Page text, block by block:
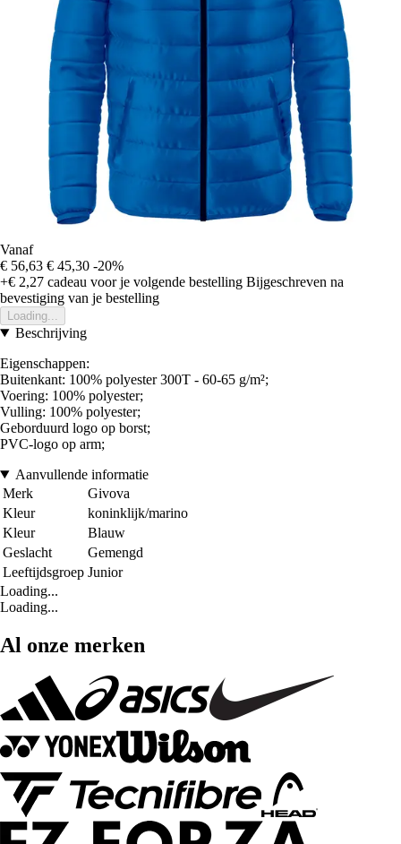
Vanaf
€ 56,63 € 45,30 -20%
+€ 2,27 cadeau voor je volgende bestelling Bijgeschreven na
bevestiging van je bestelling
Loading...
Beschrijving
Eigenschappen:
Buitenkant: 100% polyester 300T - 60-65 g/m²;
Voering: 100% polyester;
Vulling: 100% polyester;
Geborduurd logo op borst;
PVC-logo op arm;
Aanvullende informatie
Merk
Givova
Kleur
koninklijk/marino
Kleur
Blauw
Geslacht
Gemengd
Leeftijdsgroep Junior
Loading...
Loading...
Al onze merken